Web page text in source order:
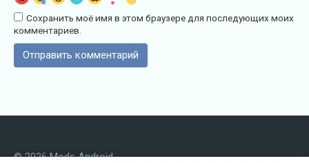
Сохранить моё имя в этом браузере для последующих моих
комментариев.
© 2026 Mods Android